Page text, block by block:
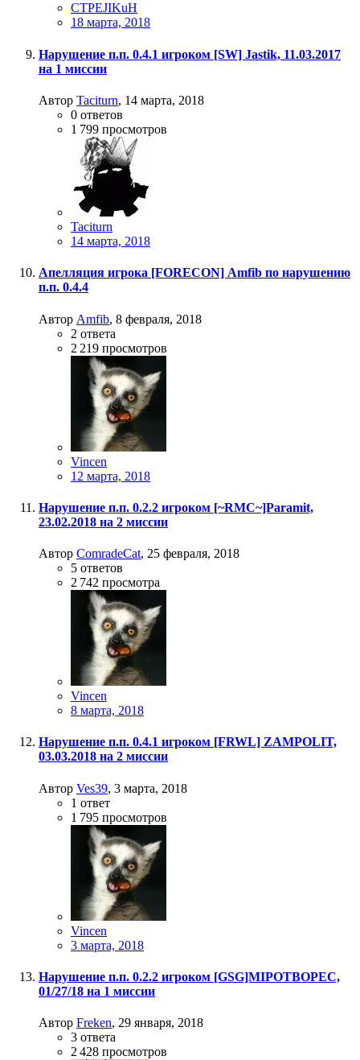
CTPEJIKuH
18 марта, 2018
Нарушение п.п. 0.4.1 игроком [SW] Jastik, 11.03.2017
на 1 миссии
Автор Taciturn, 14 марта, 2018
0 ответов
1 799 просмотров
Taciturn
14 марта, 2018
Апелляция игрока [FORECON] Amfib по нарушению
п.п. 0.4.4
Автор Amfib, 8 февраля, 2018
2 ответа
2 219 просмотров
Vincen
12 марта, 2018
Нарушение п.п. 0.2.2 игроком [~RMC~]Paramit,
23.02.2018 на 2 миссии
Автор ComradeCat, 25 февраля, 2018
5 ответов
2 742 просмотра
Vincen
8 марта, 2018
Нарушение п.п. 0.4.1 игроком [FRWL] ZAMPOLIT,
03.03.2018 на 2 миссии
Автор Ves39, 3 марта, 2018
1 ответ
1 795 просмотров
Vincen
3 марта, 2018
Нарушение п.п. 0.2.2 игроком [GSG]MIPOTBOPEC,
01/27/18 на 1 миссии
Автор Freken, 29 января, 2018
3 ответа
2 428 просмотров